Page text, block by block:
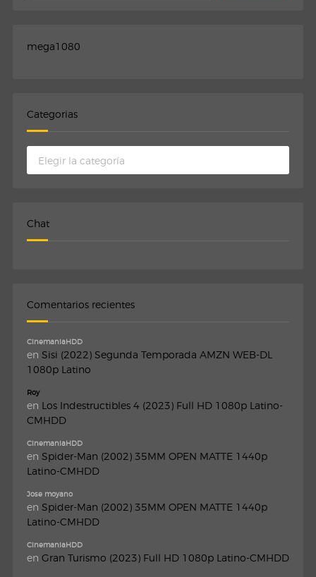
mega1080
Categorias
Chat
Comentarios recientes
CinemaniaHDD
en Sisi (2022) Segunda Temporada AMZN WEB-DL
1080p Latino
Roy
en Los Indestructibles 4 (2023) Full HD 1080p Latino-
CMHDD
CinemaniaHDD
en Spider-Man (2002) 35MM OPEN MATTE 1440p
Latino-CMHDD
Jose moyano
en Spider-Man (2002) 35MM OPEN MATTE 1440p
Latino-CMHDD
CinemaniaHDD
en Gran Turismo (2023) Full HD 1080p Latino-CMHDD